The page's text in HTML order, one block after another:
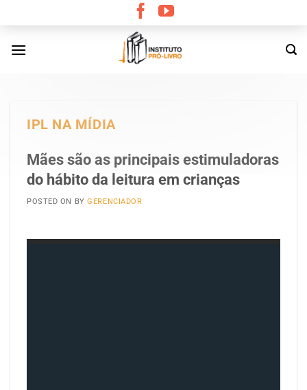
content
IPL NA MÍDIA
Mães são as principais estimuladoras
do hábito da leitura em crianças
POSTED ON BYGERENCIADOR